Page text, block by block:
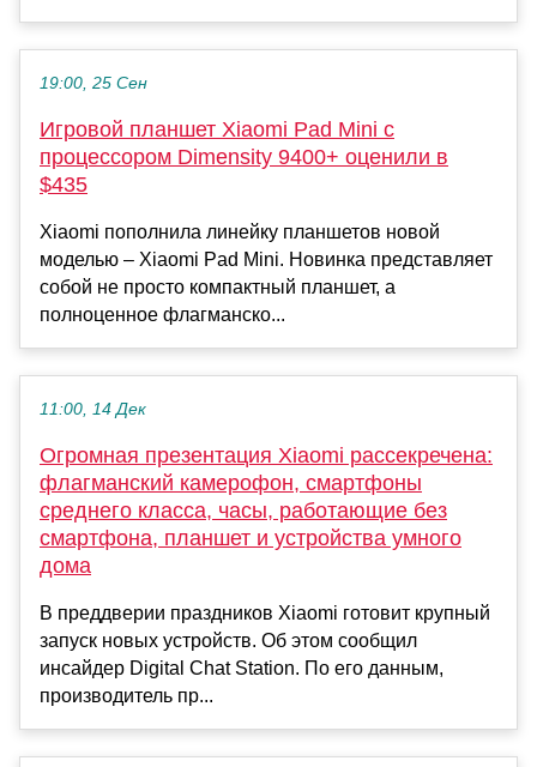
19:00, 25 Сен
Игровой планшет Xiaomi Pad Mini с
процессором Dimensity 9400+ оценили в
$435
Xiaomi пополнила линейку планшетов новой
моделью – Xiaomi Pad Mini. Новинка представляет
собой не просто компактный планшет, а
полноценное флагманско...
11:00, 14 Дек
Огромная презентация Xiaomi рассекречена:
флагманский камерофон, смартфоны
среднего класса, часы, работающие без
смартфона, планшет и устройства умного
дома
В преддверии праздников Xiaomi готовит крупный
запуск новых устройств. Об этом сообщил
инсайдер Digital Chat Station. По его данным,
производитель пр...